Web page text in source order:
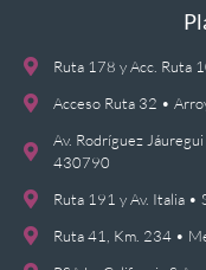
Ruta 178 y Acc. Ruta
Acceso Ruta 32 •
Av. Rodríguez
430790
Ruta 191 y Av. Italia
Ruta 41, Km. 234 •